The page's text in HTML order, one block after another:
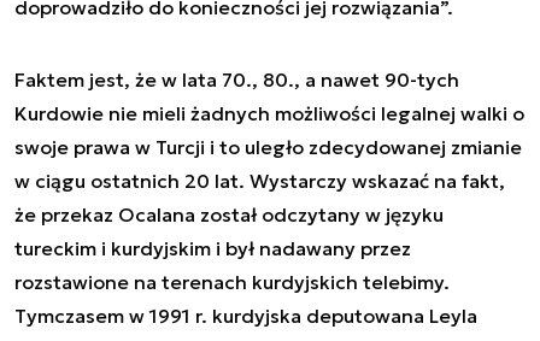
doprowadziło do konieczności jej rozwiązania”.
Faktem jest, że w lata 70., 80., a nawet 90-tych
Kurdowie nie mieli żadnych możliwości legalnej walki o
swoje prawa w Turcji i to uległo zdecydowanej zmianie
w ciągu ostatnich 20 lat. Wystarczy wskazać na fakt,
że przekaz Ocalana został odczytany w języku
tureckim i kurdyjskim i był nadawany przez
rozstawione na terenach kurdyjskich telebimy.
Tymczasem w 1991 r. kurdyjska deputowana Leyla